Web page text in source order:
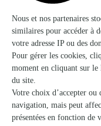
Jbl Fleurs
Castanet Tolosan
★★★★ ★4.2 (75)
34, avenue du Lauragais
Voir la boutique